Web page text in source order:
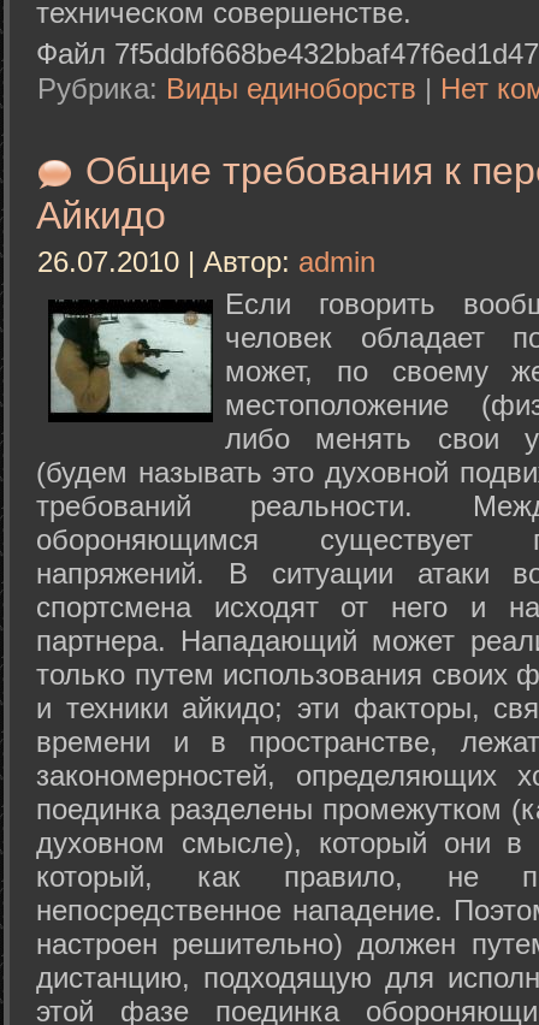
техническом совершенстве.
Файл
Рубрика: Виды единоборств | Нет
Общие требования к
Айкидо
26.07.2010 | Автор: admin
Если говорить
человек обладает
может, по своему
местоположение
либо менять свои
(будем называть это духовной
требований реальности.
обороняющимся существует
напряжений. В ситуации атаки
спортсмена исходят от него и
партнера. Нападающий может
только путем использования своих
и техники айкидо; эти факторы,
времени и в пространстве,
закономерностей, определяющих
поединка разделены промежутком
духовном смысле), который они в
который, как правило, не
непосредственное нападение.
настроен решительно) должен
дистанцию, подходящую для
этой фазе поединка